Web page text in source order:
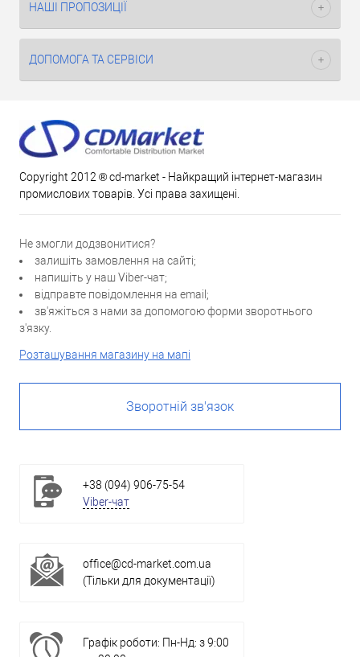
НАШІ ПРОПОЗИЦІЇ
ДОПОМОГА ТА СЕРВІСИ
Copyright 2012 ® cd-market - Найкращий інтернет-магазин
промислових товарів. Усі права захищені.
Не змогли додзвонитися?
залишіть замовлення на сайті;
напишіть у наш Viber-чат;
відправте повідомлення на email;
зв'яжіться з нами за допомогою форми зворотнього
з'язку.
Розташування магазину на мапі
Зворотній зв'язок
+38 (094) 906-75-54
Viber-чат
office@cd-market.com.ua
(Тільки для документації)
Графік роботи: Пн-Нд: з 9:00